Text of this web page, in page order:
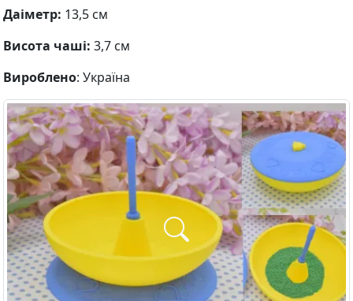
Даіметр: 13,5 см
Висота чаші: 3,7 см
Вироблено: Україна